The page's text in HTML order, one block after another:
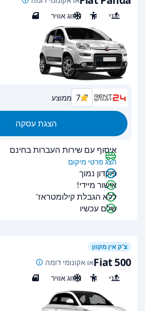
ידני
4 מיזוג אוויר 4
7.7 ממוצע
הצגת עסקה
איסוף עם שירות העברות בחינם
הצג פרטי מיקום
פיקדון נמוך
אישור מיידי!
ללא הגבלת קילומטראז'
שלם עכשיו
צ'ק אין מקוון
Fiat 500או אקונומי דומה
ידני
4 מיזוג אוויר 3